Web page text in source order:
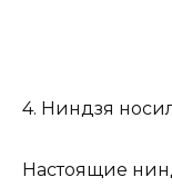
4. Ниндзя
Настоящие